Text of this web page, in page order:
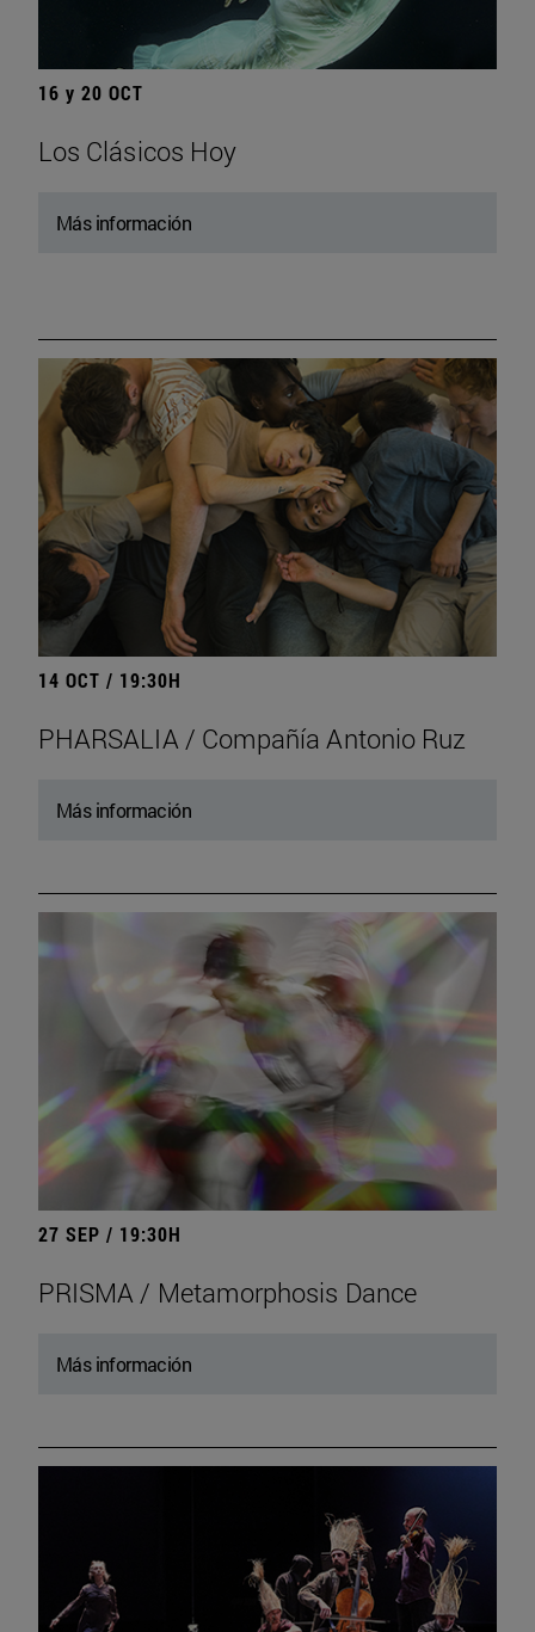
16 y 20 OCT
Los Clásicos Hoy
Más información
14 OCT / 19:30H
PHARSALIA / Compañía Antonio Ruz
Más información
27 SEP / 19:30H
PRISMA / Metamorphosis Dance
Más información